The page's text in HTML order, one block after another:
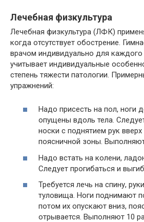
Лечебная физкультура
Лечебная физкультура (ЛФК)
когда отсутствует обострение.
врачом индивидуально для
учитывает индивидуальные
степень тяжести патологии.
упражнений:
Надо присесть на пол, ноги
опущены вдоль тела.
носки с поднятием рук
поясничной зоны.
Надо встать на колени,
Следует прогибаться и
Требуется лечь на спину,
туловища. Ноги поднимают
потом их опускают вниз,
отрывается. Выполняют 10